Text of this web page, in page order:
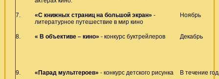
7. «С книжных страниц на большой экран» -
литературное путешествие в мир кино
Ноябрь
8. « В объективе – кино» - конкурс буктрейлеров Декабрь
9. «Парад мультгероев» - конкурс детского рисунка В течение